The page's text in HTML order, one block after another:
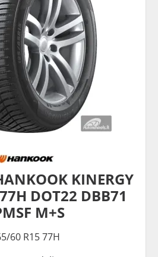
KINERGY
DOT22 DBB71
M+S
60 R15 77H